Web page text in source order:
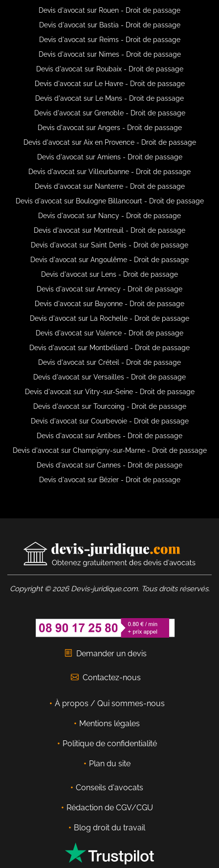
Devis d'avocat sur Rouen - Droit de passage
Devis d'avocat sur Bastia - Droit de passage
Devis d'avocat sur Reims - Droit de passage
Devis d'avocat sur Nimes - Droit de passage
Devis d'avocat sur Roubaix - Droit de passage
Devis d'avocat sur Le Havre - Droit de passage
Devis d'avocat sur Le Mans - Droit de passage
Devis d'avocat sur Grenoble - Droit de passage
Devis d'avocat sur Angers - Droit de passage
Devis d'avocat sur Aix en Provence - Droit de passage
Devis d'avocat sur Amiens - Droit de passage
Devis d'avocat sur Villeurbanne - Droit de passage
Devis d'avocat sur Nanterre - Droit de passage
Devis d'avocat sur Boulogne Billancourt - Droit de passage
Devis d'avocat sur Nancy - Droit de passage
Devis d'avocat sur Montreuil - Droit de passage
Devis d'avocat sur Saint Denis - Droit de passage
Devis d'avocat sur Angoulême - Droit de passage
Devis d'avocat sur Lens - Droit de passage
Devis d'avocat sur Annecy - Droit de passage
Devis d'avocat sur Bayonne - Droit de passage
Devis d'avocat sur La Rochelle - Droit de passage
Devis d'avocat sur Valence - Droit de passage
Devis d'avocat sur Montbéliard - Droit de passage
Devis d'avocat sur Créteil - Droit de passage
Devis d'avocat sur Versailles - Droit de passage
Devis d'avocat sur Vitry-sur-Seine - Droit de passage
Devis d'avocat sur Tourcoing - Droit de passage
Devis d'avocat sur Courbevoie - Droit de passage
Devis d'avocat sur Antibes - Droit de passage
Devis d'avocat sur Champigny-sur-Marne - Droit de passage
Devis d'avocat sur Cannes - Droit de passage
Devis d'avocat sur Bézier - Droit de passage
Copyright © 2026 Devis-juridique.com. Tous droits réservés.
Demander un devis
Contactez-nous
À propos / Qui sommes-nous
Mentions légales
Politique de confidentialité
Plan du site
Conseils d'avocats
Rédaction de CGV/CGU
Blog droit du travail